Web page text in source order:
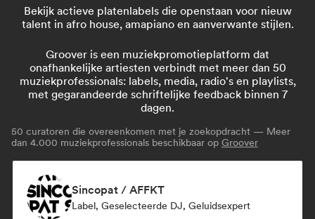
Bekijk actieve platenlabels die openstaan voor nieuw
talent in afro house, amapiano en aanverwante stijlen.
Groover is een muziekpromotieplatform dat
onafhankelijke artiesten verbindt met meer dan 50
muziekprofessionals: labels, media, radio's en playlists,
met gegarandeerde schriftelijke feedback binnen 7
dagen.
50 curatoren die overeenkomen met je zoekopdracht — Meer
dan 4.000 muziekprofessionals beschikbaar op Groover
Sincopat / AFFKT
Label, Geselecteerde DJ, Geluidsexpert